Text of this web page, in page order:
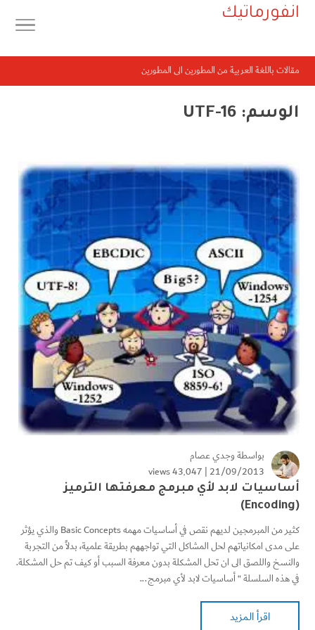
انفورماتيك
مقالات باللغة العربية من المطورين الى المطورين
الوسم: UTF-16
بواسطةوجدي عصام
21/09/2013 | 43٬047 views
أساسيات لابد لأي مبرمج معرفتها الترميز
(Encoding)
كثير من المبرمجين لديهم نقص في أساسيات مهمه Basic Concepts والذي يؤثر
على مدى امكانياتهم لحل المشاكل التي تواجههم بطريقة علمية، بدلاً من التجربة
والنسخ واللصق الى ان تحل المشكلة بدون معرفة السبب أو كيف تم حل المشكلة.
في هذه السلسلة “ أساسيات لابد لأي مبرمج...
اقرأ المزيد